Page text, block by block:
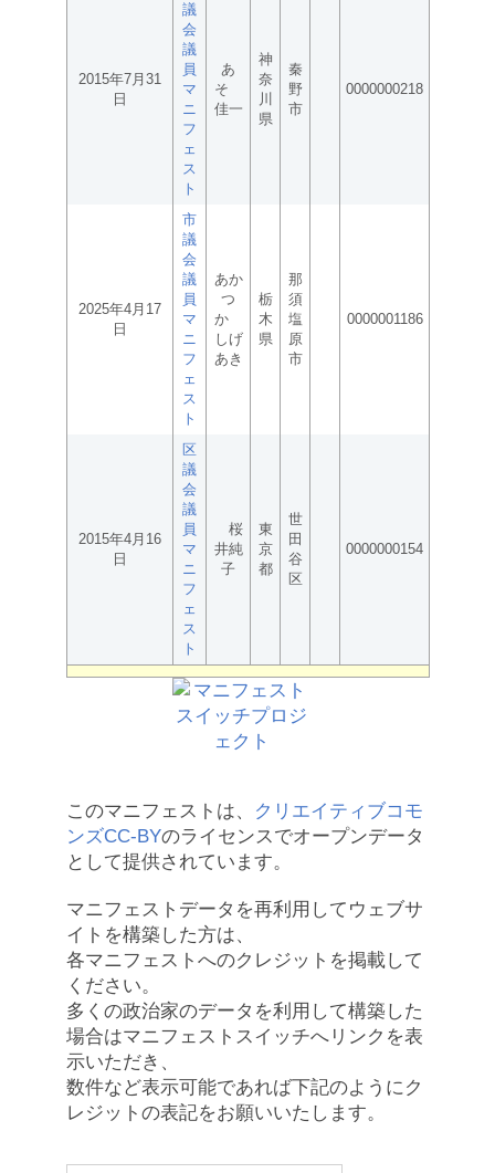
2015年7月31
日
議
会
議
員
マ
ニ
フ
ェ
ス
ト
あ
そ
佳一
神
奈
川
県
秦
野
市
0000000218
2025年4月17
日
市
議
会
議
員
マ
ニ
フ
ェ
ス
ト
あか
つ
か
しげ
あき
栃
木
県
那
須
塩
原
市
0000001186
2015年4月16
日
区
議
会
議
員
マ
ニ
フ
ェ
ス
ト
桜
井純
子
東
京
都
世
田
谷
区
0000000154
このマニフェストは、
クリエイティブコモ
ンズCC-BYのライセンスでオープンデータ
として提供されています。
マニフェストデータを再利用してウェブサ
イトを構築した方は、
各マニフェストへのクレジットを掲載して
ください。
多くの政治家のデータを利用して構築した
場合はマニフェストスイッチへリンクを表
示いただき、
数件など表示可能であれば下記のようにク
レジットの表記をお願いいたします。